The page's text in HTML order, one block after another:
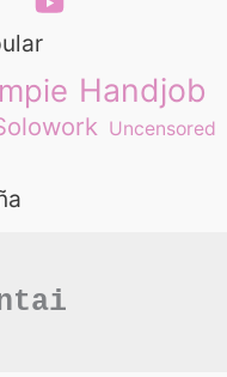
Handjob
Uncensored